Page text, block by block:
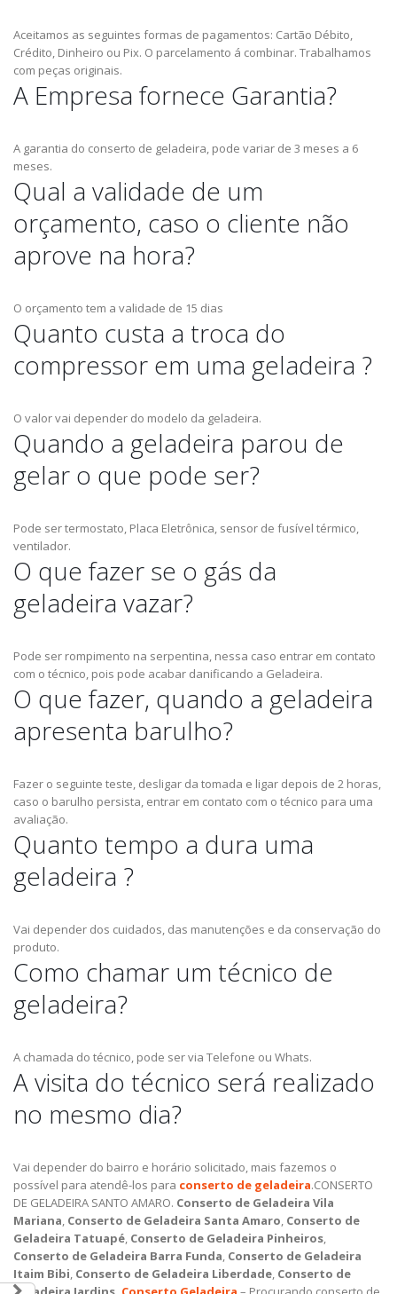
Aceitamos as seguintes formas de pagamentos: Cartão Débito,
Crédito, Dinheiro ou Pix. O parcelamento á combinar. Trabalhamos
com peças originais.
A Empresa fornece Garantia?
A garantia do conserto de geladeira, pode variar de 3 meses a 6
meses.
Qual a validade de um
orçamento, caso o cliente não
aprove na hora?
O orçamento tem a validade de 15 dias
Quanto custa a troca do
compressor em uma geladeira ?
O valor vai depender do modelo da geladeira.
Quando a geladeira parou de
gelar o que pode ser?
Pode ser termostato, Placa Eletrônica, sensor de fusível térmico,
ventilador.
O que fazer se o gás da
geladeira vazar?
Pode ser rompimento na serpentina, nessa caso entrar em contato
com o técnico, pois pode acabar danificando a Geladeira.
O que fazer, quando a geladeira
apresenta barulho?
Fazer o seguinte teste, desligar da tomada e ligar depois de 2 horas,
caso o barulho persista, entrar em contato com o técnico para uma
avaliação.
Quanto tempo a dura uma
geladeira ?
Vai depender dos cuidados, das manutenções e da conservação do
produto.
Como chamar um técnico de
geladeira?
A chamada do técnico, pode ser via Telefone ou Whats.
A visita do técnico será realizado
no mesmo dia?
Vai depender do bairro e horário solicitado, mais fazemos o
possível para atendê-los para conserto de geladeira.CONSERTO
DE GELADEIRA SANTO AMARO. Conserto de Geladeira Vila
Mariana, Conserto de Geladeira Santa Amaro, Conserto de
Geladeira Tatuapé, Conserto de Geladeira Pinheiros,
Conserto de Geladeira Barra Funda, Conserto de Geladeira
Itaim Bibi, Conserto de Geladeira Liberdade, Conserto de